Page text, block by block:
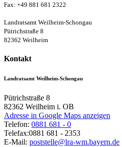
Fax: +49 881 681 2322
Landratsamt Weilheim-Schongau
Pütrichstraße 8
82362 Weilheim
Kontakt
Landratsamt Weilheim-Schongau
Pütrichstraße 8
82362 Weilheim i. OB
Adresse in Google Maps anzeigen
Telefon: 0881 681 - 0
Telefax:0881 681 - 2353
E-Mail: poststelle@lra-wm.bayern.de